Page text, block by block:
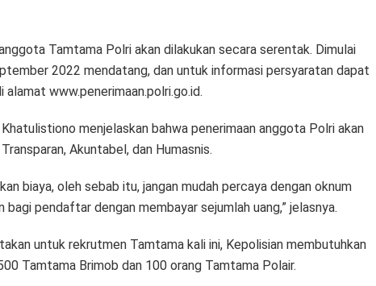
Tamtama Polri akan dilakukan secara serentak. Dimulai
2022 mendatang, dan untuk informasi persyaratan dapat
www.penerimaan.polri.go.id.
menjelaskan bahwa penerimaan anggota Polri akan
Akuntabel, dan Humasnis.
biaya, oleh sebab itu, jangan mudah percaya dengan oknum
bagi pendaftar dengan membayar sejumlah uang,” jelasnya.
untuk rekrutmen Tamtama kali ini, Kepolisian membutuhkan
Tamtama Brimob dan 100 orang Tamtama Polair.